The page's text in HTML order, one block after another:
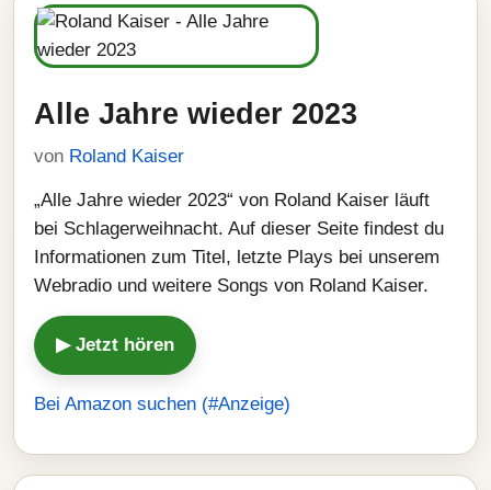
Alle Jahre wieder 2023
von Roland Kaiser
„Alle Jahre wieder 2023“ von Roland Kaiser läuft
bei Schlagerweihnacht. Auf dieser Seite findest du
Informationen zum Titel, letzte Plays bei unserem
Webradio und weitere Songs von Roland Kaiser.
▶ Jetzt hören
Bei Amazon suchen (#Anzeige)